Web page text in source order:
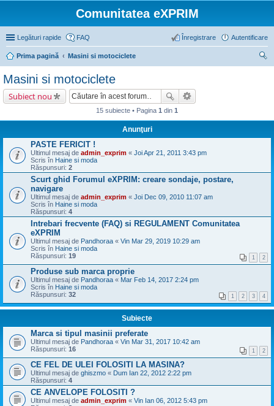
Comunitatea eXPRIM
Legături rapide FAQ Autentificare
Înregistrare
Prima pagină
Masini si motociclete
Masini si motociclete
Subiect nou
15 subiecte • Pagina 1 din 1
Anunţuri
PASTE FERICIT !
Ultimul mesaj de admin_exprim « Joi Apr 21, 2011 3:43 pm
Scris în Haine si moda
Răspunsuri: 2
Scurt ghid Forumul eXPRIM: creare sondaje, postare,
navigare
Ultimul mesaj de admin_exprim « Joi Dec 09, 2010 11:07 am
Scris în Haine si moda
Răspunsuri: 4
Intrebari frecvente (FAQ) si REGULAMENT Comunitatea
eXPRIM
Ultimul mesaj de Pandhoraa « Vin Mar 29, 2019 10:29 am
Scris în Haine si moda
Răspunsuri: 19 1 2
Produse sub marca proprie
Ultimul mesaj de Pandhoraa « Mar Feb 14, 2017 2:24 pm
Scris în Haine si moda
Răspunsuri: 32 1 2 3 4
Subiecte
Marca si tipul masinii preferate
Ultimul mesaj de Pandhoraa « Vin Mar 31, 2017 10:42 am
Răspunsuri: 16 1 2
CE FEL DE ULEI FOLOSITI LA MASINA?
Ultimul mesaj de ghiszmo « Dum Ian 22, 2012 2:22 pm
Răspunsuri: 4
CE ANVELOPE FOLOSITI ?
Ultimul mesaj de admin_exprim « Vin Ian 06, 2012 5:43 pm